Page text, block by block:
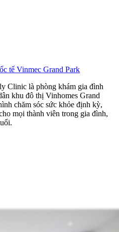
tế Vinmec Grand Park
Clinic là phòng khám gia đình
khu đô thị Vinhomes Grand
chăm sóc sức khỏe định kỳ,
mọi thành viên trong gia đình,